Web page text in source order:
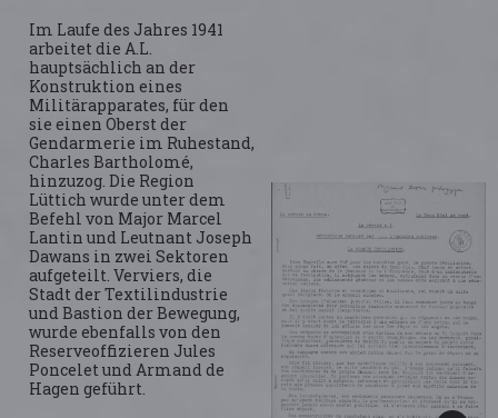
Im Laufe des Jahres 1941
arbeitet die A.L.
hauptsächlich an der
Konstruktion eines
Militärapparates, für den
sie einen Oberst der
Gendarmerie im Ruhestand,
Charles Bartholomé,
hinzuzog. Die Region
Lüttich wurde unter dem
Befehl von Major Marcel
Lantin und Leutnant Joseph
Dawans in zwei Sektoren
aufgeteilt. Verviers, die
Stadt der Textilindustrie
und Bastion der Bewegung,
wurde ebenfalls von den
Reserveoffizieren Jules
Poncelet und Armand de
Hagen geführt.